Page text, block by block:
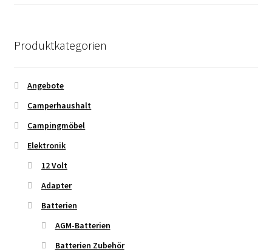
Produktkategorien
Angebote
Camperhaushalt
Campingmöbel
Elektronik
12 Volt
Adapter
Batterien
AGM-Batterien
Batterien Zubehör